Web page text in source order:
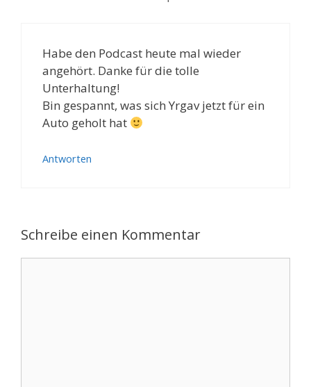
Habe den Podcast heute mal wieder
angehört. Danke für die tolle
Unterhaltung!
Bin gespannt, was sich Yrgav jetzt für ein
Auto geholt hat
Antworten
Schreibe einen Kommentar